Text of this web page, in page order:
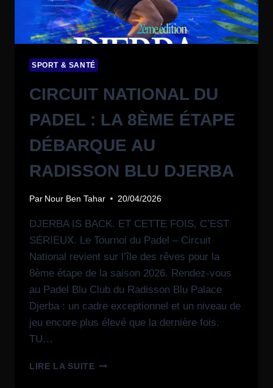
SPORT & SANTÉ
CIRCUIT NATIONAL DU
PADEL : LA 8ÈME ÉTAPE
DÉBARQUE AU
RADISSON BLU DJERBA
Par Nour Ben Tahar 20/04/2026
DJERBA IS BACK. ET CETTE FOIS, C’EST
SÉRIEUX. Le Tournoi du Padel – Circuit
National revient sur l’île des rêves pour la
8ème étape de la saison 2026. Rendez-vous
au Padel Blu Club du Radisson Blu Palace
Djerba : un cadre exceptionnel et un niveau de
jeu encore plus élevé que la dernière fois.
TU…
LIRE LA SUITE